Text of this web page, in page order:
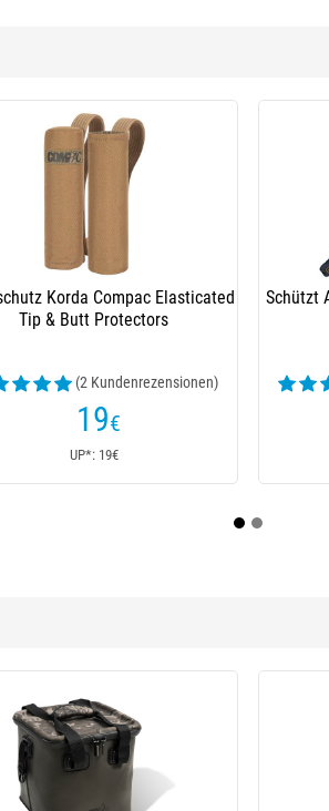
Scope Ops Tip
Connector
Rutenschutz Nash